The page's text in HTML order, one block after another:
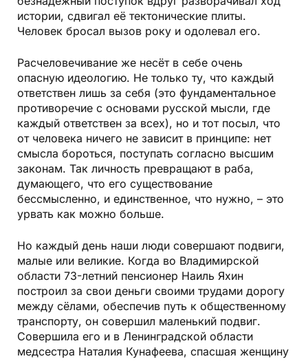
истории, сдвигал её тектонические плиты.
Человек бросал вызов року и одолевал его.
Расчеловечивание же несёт в себе очень
опасную идеологию. Не только ту, что каждый
ответствен лишь за себя (это фундаментальное
противоречие с основами русской мысли, где
каждый ответствен за всех), но и тот посыл, что
от человека ничего не зависит в принципе: нет
смысла бороться, поступать согласно высшим
законам. Так личность превращают в раба,
думающего, что его существование
бессмысленно, и единственное, что нужно, – это
урвать как можно больше.
Но каждый день наши люди совершают подвиги,
малые или великие. Когда во Владимирской
области 73-летний пенсионер Наиль Яхин
построил за свои деньги своими трудами дорогу
между сёлами, обеспечив путь к общественному
транспорту, он совершил маленький подвиг.
Совершила его и в Ленинградской области
медсестра Наталия Кунафеева, спасшая женщину